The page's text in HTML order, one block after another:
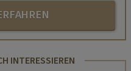
INTERESSIEREN